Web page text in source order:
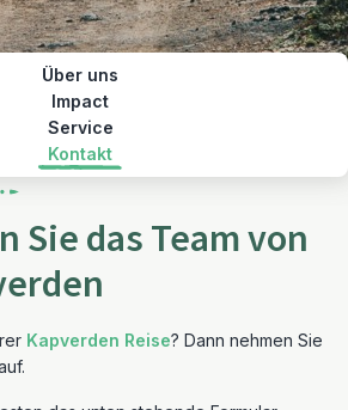
Über uns
Impact
Service
Kontakt
Sie das Team von
Kapverden Reise? Dann nehmen Sie